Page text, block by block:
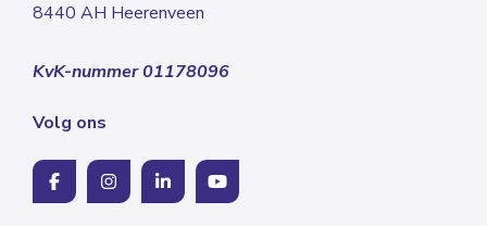
8440 AH Heerenveen
KvK-nummer 01178096
Volg ons